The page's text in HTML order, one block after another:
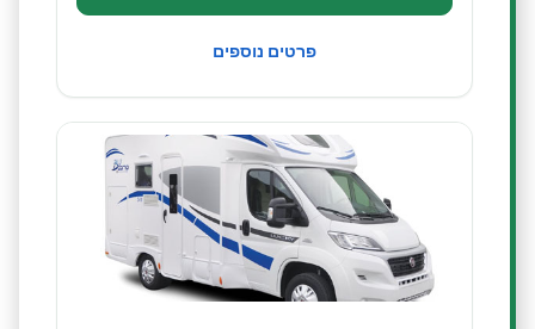
פרטים נוספים